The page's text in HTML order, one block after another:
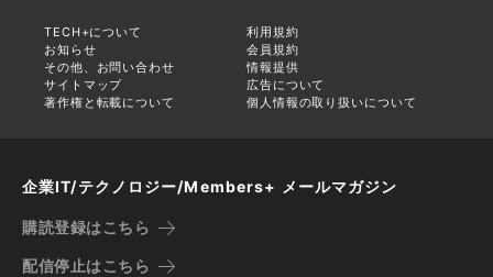
TECH+について
利用規約
お知らせ
会員規約
その他、お問い合わせ
情報提供
サイトマップ
広告について
著作権と転載について
個人情報の取り扱いについて
企業IT/テクノロジー/Members+ メールマガジン
購読登録はこちら
配信停止はこちら